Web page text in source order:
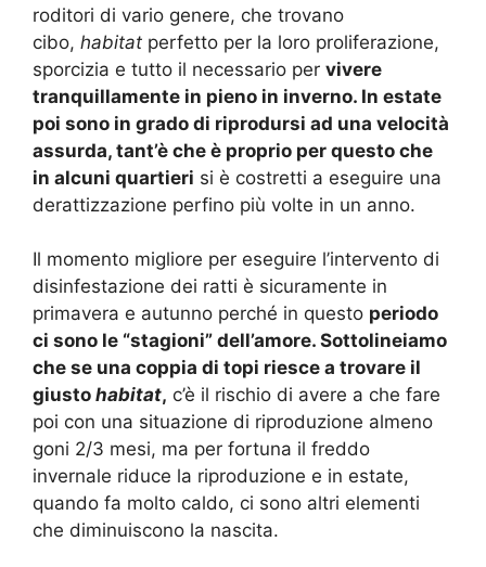
roditori di vario genere, che trovano
cibo, habitat perfetto per la loro proliferazione,
sporcizia e tutto il necessario per vivere
tranquillamente in pieno in inverno. In estate
poi sono in grado di riprodursi ad una velocità
assurda, tant’è che è proprio per questo che
in alcuni quartieri si è costretti a eseguire una
derattizzazione perfino più volte in un anno.
Il momento migliore per eseguire l’intervento di
disinfestazione dei ratti è sicuramente in
primavera e autunno perché in questo periodo
ci sono le “stagioni” dell’amore. Sottolineiamo
che se una coppia di topi riesce a trovare il
giusto habitat, c’è il rischio di avere a che fare
poi con una situazione di riproduzione almeno
goni 2/3 mesi, ma per fortuna il freddo
invernale riduce la riproduzione e in estate,
quando fa molto caldo, ci sono altri elementi
che diminuiscono la nascita.